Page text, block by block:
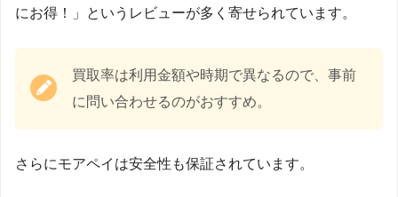
にお得！」というレビューが多く寄せられています。
買取率は利用金額や時期で異なるので、事前
に問い合わせるのがおすすめ。
さらにモアペイは安全性も保証されています。